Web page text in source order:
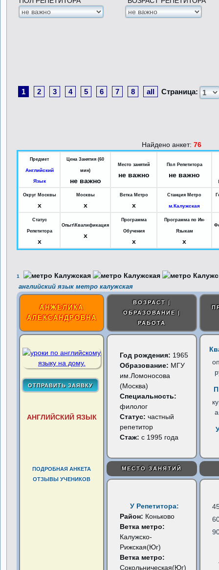
1 2 3 4 5 6 7 8 all Страница:
Найдено анкет: 76
Предмет
Английский
Язык
Цена Занятия (60
мин)
не важно
Место занятий
не важно
Пол Репетитора
не важно
Округ Москвы
x
Москвы
x
Ветка Метро
x
Станция Метро
м.Калужская
Статус
Репетитора
x
Опыт\Квалификация
x
Программа
Обучения
x
Программа по Ин-
Языкам
x
1
английский язык метро калужская
АНЖЕЛИКА
АЛЕКСАНДРОВНА
ВОЗРАСТ |
ОБРАЗОВАНИЕ |
РАБОТА
АНГЛИЙСКИЙ ЯЗЫК
ПОДРОБНАЯ АНКЕТА
ОТЗЫВЫ УЧЕНИКОВ
Год рождения: 1965
Образование: МГУ
им.Ломоносова
(Москва)
Специальность:
филолог
Статус:частный
репетитор
Стаж: с 1995 года
МЕСТО ЗАНЯТИЙ
У Репетитора:
Район: Коньково
Ветка метро:
Калужско-
Рижская(Юг)
Ветка метро:
Сокольническая(Юг)